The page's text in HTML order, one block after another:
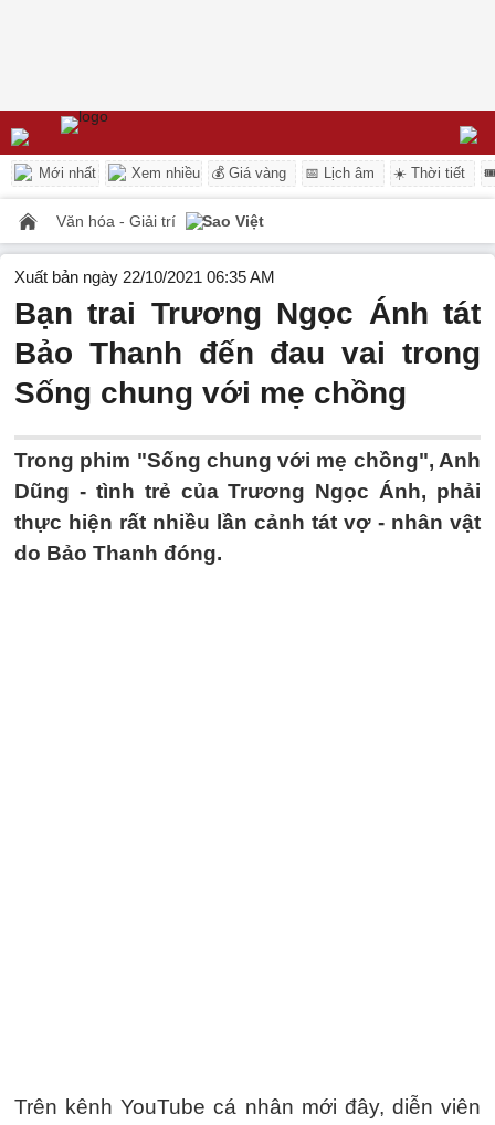
Mới nhất Xem nhiều 💰 Giá vàng 📅 Lịch âm ☀️ Thời tiết
Văn hóa - Giải trí Sao Việt
Xuất bản ngày 22/10/2021 06:35 AM
Bạn trai Trương Ngọc Ánh tát
Bảo Thanh đến đau vai trong
Sống chung với mẹ chồng
Trong phim "Sống chung với mẹ chồng", Anh
Dũng - tình trẻ của Trương Ngọc Ánh, phải
thực hiện rất nhiều lần cảnh tát vợ - nhân vật
do Bảo Thanh đóng.
Trên kênh YouTube cá nhân mới đây, diễn viên